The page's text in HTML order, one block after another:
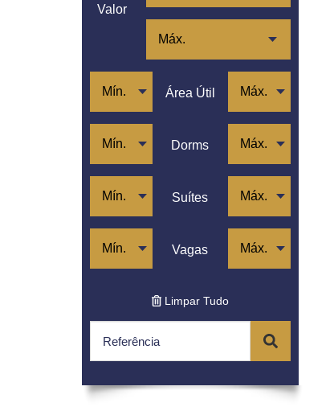
Jardim América
Jardim Europa
Pacaembu
Santa Cecília
Sumaré
Valor
Área Útil
Dorms
Suítes
Vagas
Limpar Tudo